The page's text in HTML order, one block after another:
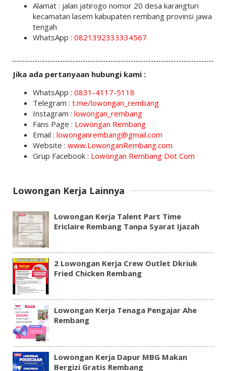
Alamat : jalan jatirogo nomor 20 desa karangturi
kecamatan lasem kabupaten rembang provinsi jawa
tengah
WhatsApp : 0821392333334567
Jika ada pertanyaan hubungi kami :
WhatsApp : 0831-4117-5118
Telegram : t.me/lowongan_rembang
Instagram : lowongan_rembang
Fans Page : Lowongan Rembang
Email : lowonganrembang@gmail.com
Website : www.LowonganRembang.com
Grup Facebook : Lowongan Rembang Dot Com
Lowongan Kerja Lainnya
Lowongan Kerja Talent Part Time
Ericlaire Rembang Tanpa Syarat Ijazah
2 Lowongan Kerja Crew Outlet Dkriuk
Fried Chicken Rembang
Lowongan Kerja Tenaga Pengajar Ahe
Rembang
Lowongan Kerja Dapur MBG Makan
Bergizi Gratis Rembang